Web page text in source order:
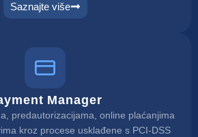
Saznajte više
Manager
predautorizacijama, online plaćanjima
kroz procese usklađene s PCI-DSS